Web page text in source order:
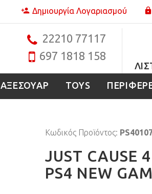
Δημιουργία Λογαριασμού
22210 77117
697 1818 158
ΑΞΕΣΟΥΑΡ TOYS
Κωδικός Προϊόντος:
JUST CAUSE
PS4 NEW